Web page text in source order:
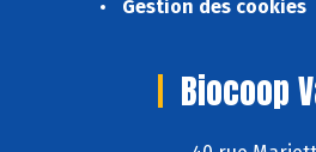
Gestion des cookies
Biocoop